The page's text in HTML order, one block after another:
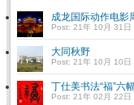
成龙国际动作电影
Post: 21年 10月 31日
大同秋野
Post: 21年 10月 10日
丁仕美书法“福”六
Post: 21年 02月 22日